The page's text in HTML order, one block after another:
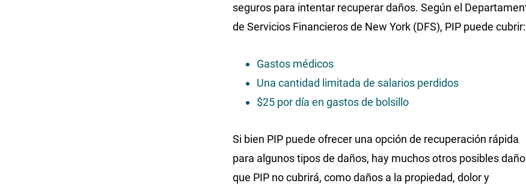
seguros para intentar recuperar daños. Según el
de Servicios Financieros de New York (DFS), PIP puede cubrir:
Gastos médicos
Una cantidad limitada de salarios perdidos
$25 por día en gastos de bolsillo
Si bien PIP puede ofrecer una opción de recuperación rápida
para algunos tipos de daños, hay muchos otros posibles
que PIP no cubrirá, como daños a la propiedad, dolor y